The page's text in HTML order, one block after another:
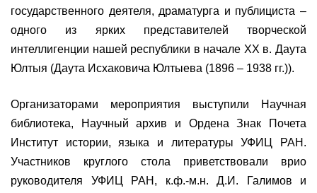
государственного деятеля, драматурга и публициста –
одного из ярких представителей творческой
интеллигенции нашей республики в начале XX в. Даута
Юлтыя (Даута Исхаковича Юлтыева (1896 – 1938 гг.)).
Организаторами мероприятия выступили Научная
библиотека, Научный архив и Ордена Знак Почета
Институт истории, языка и литературы УФИЦ РАН.
Участников круглого стола приветствовали врио
руководителя УФИЦ РАН, к.ф.-м.н. Д.И. Галимов и